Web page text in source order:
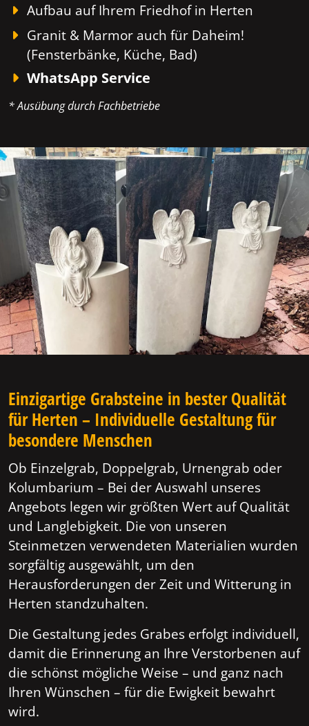
Aufbau auf Ihrem Friedhof in Herten
Granit & Marmor auch für Daheim!
(Fensterbänke, Küche, Bad)
WhatsApp Service
* Ausübung durch Fachbetriebe
Einzigartige Grabsteine in bester Qualität
für Herten – Individuelle Gestaltung für
besondere Menschen
Ob Einzelgrab, Doppelgrab, Urnengrab oder
Kolumbarium – Bei der Auswahl unseres
Angebots legen wir größten Wert auf Qualität
und Langlebigkeit. Die von unseren
Steinmetzen verwendeten Materialien wurden
sorgfältig ausgewählt, um den
Herausforderungen der Zeit und Witterung in
Herten standzuhalten.
Die Gestaltung jedes Grabes erfolgt individuell,
damit die Erinnerung an Ihre Verstorbenen auf
die schönst mögliche Weise – und ganz nach
Ihren Wünschen – für die Ewigkeit bewahrt
wird.